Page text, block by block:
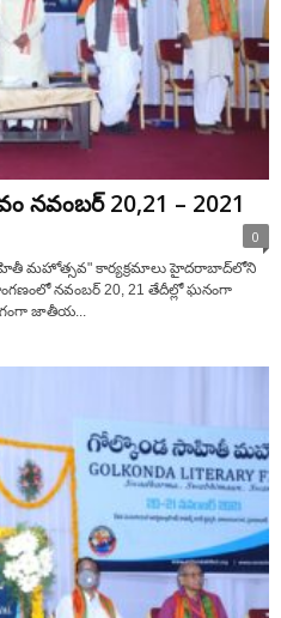
20,21 – 2021
0
మ‌హోత్స‌వ" కార్య‌క్ర‌మాలు హైద‌రాబాద్‌లోని
న‌వంబ‌ర్ 20, 21 తేదీల్లో ఘ‌నంగా
జాతీయ...